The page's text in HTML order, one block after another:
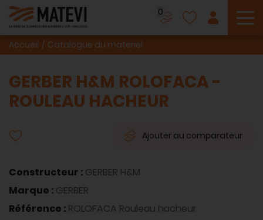
0
Accueil Catalogue du matériel
GERBER H&M ROLOFACA -
ROULEAU HACHEUR
Ajouter au comparateur
Constructeur : GERBER H&M
Marque : GERBER
Référence : ROLOFACA Rouleau hacheur